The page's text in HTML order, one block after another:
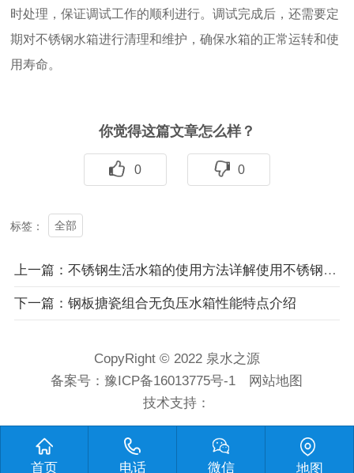
时处理，保证调试工作的顺利进行。调试完成后，还需要定
期对不锈钢水箱进行清理和维护，确保水箱的正常运转和使
用寿命。
你觉得这篇文章怎么样？
0 0
标签： 全部
上一篇：不锈钢生活水箱的使用方法详解使用不锈钢生活水箱步骤
下一篇：钢板搪瓷组合无负压水箱性能特点介绍
CopyRight © 2022 泉水之源
备案号：豫ICP备16013775号-1
网站地图
技术支持：
首页 电话 微信 地图